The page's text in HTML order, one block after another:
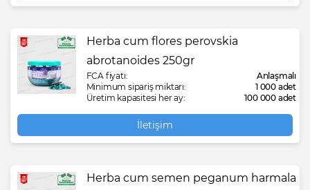
Herba cum flores perovskia
abrotanoides 250gr
FCA fiyatı:
Anlaşmalı
Minimum sipariş miktarı:
1 000 adet
Üretim kapasitesi her ay:
100 000 adet
İletişim
Herba cum semen peganum harmala